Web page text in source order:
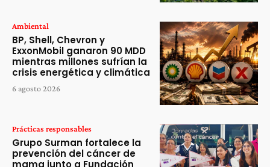
Ambiental
BP, Shell, Chevron y
ExxonMobil ganaron 90 MDD
mientras millones sufrían la
crisis energética y climática
6 agosto 2026
Prácticas responsables
Grupo Surman fortalece la
prevención del cáncer de
mama junto a Fundación